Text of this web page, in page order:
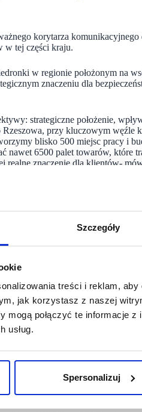
Szczegóły
treści i reklam,
jak korzystasz z naszej
mogą połączyć te informacje
usług.
Spersonalizuj
korytarza komunikacyjnego
w tej części kraju.
w regionie położonym na
znaczeniu dla
strategiczne położenie,
Rzeszowa, przy kluczowym węźle
blisko 500 miejsc pracy i
nawet 6500 palet towarów, które
znaczenie dla klientów-
powierzchnia magazynowa.
poziomie podłogi oraz na
co zwiększa możliwości
precyzyjnie i w dużej skali
standardu, który łączy
obsługę sklepów. Dzięki
dostawców oraz floty Biedronki
z których każdego dnia
w Sokołowie Małopolskim
w tym dedykowane bramy
miejsc parkingowych dla